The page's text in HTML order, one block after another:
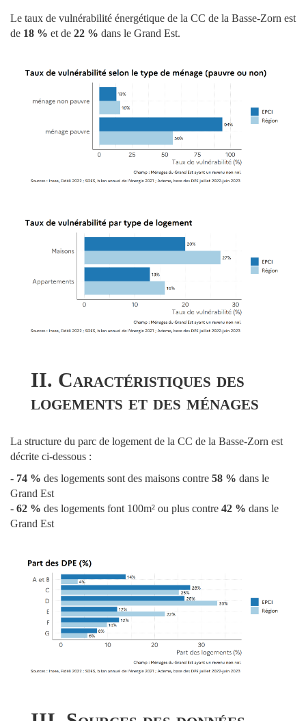
Le taux de vulnérabilité énergétique de la CC de la Basse-Zorn est
de 18 % et de 22 % dans le Grand Est.
II. Caractéristiques des
logements et des ménages
La structure du parc de logement de la CC de la Basse-Zorn est
décrite ci-dessous :
- 74 % des logements sont des maisons contre 58 % dans le
Grand Est
- 62 % des logements font 100m² ou plus contre 42 % dans le
Grand Est